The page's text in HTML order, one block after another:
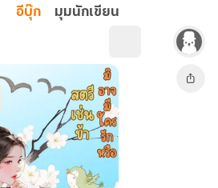
อีบุ๊ก มุมนักเขียน